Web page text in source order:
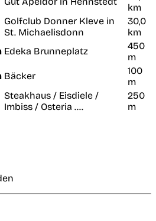
km
Golfclub Donner Kleve in
St. Michaelisdonn
30,0
km
Edeka Brunneplatz
450
m
Bäcker
100
m
Steakhaus / Eisdiele /
Imbiss / Osteria ....
250
m